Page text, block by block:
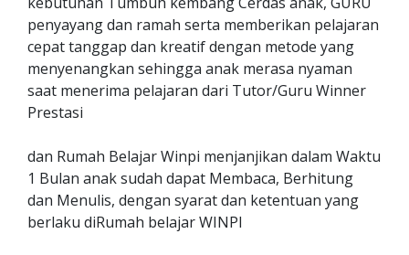
penyayang dan ramah serta memberikan pelajaran
cepat tanggap dan kreatif dengan metode yang
menyenangkan sehingga anak merasa nyaman
saat menerima pelajaran dari Tutor/Guru Winner
Prestasi
dan Rumah Belajar Winpi menjanjikan dalam Waktu
1 Bulan anak sudah dapat Membaca, Berhitung
dan Menulis, dengan syarat dan ketentuan yang
berlaku diRumah belajar WINPI